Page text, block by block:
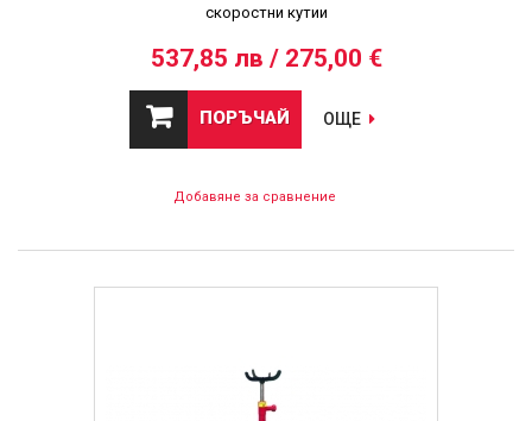
скоростни кутии
537,85 лв / 275,00 €
ПОРЪЧАЙ ОЩЕ
Добавяне за сравнение